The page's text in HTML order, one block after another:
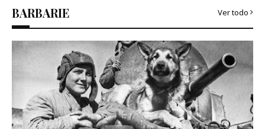
BARBARIE Ver todo